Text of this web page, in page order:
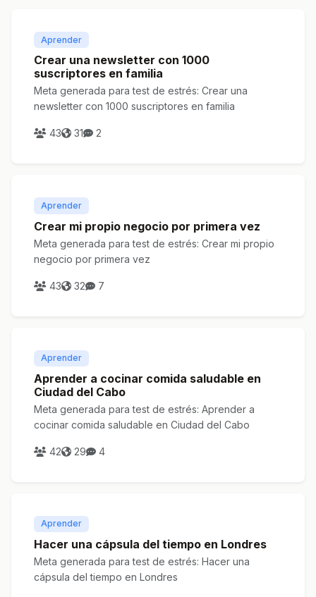
Aprender
Crear una newsletter con 1000
suscriptores en familia
Meta generada para test de estrés: Crear una
newsletter con 1000 suscriptores en familia
43 31 2
Aprender
Crear mi propio negocio por primera vez
Meta generada para test de estrés: Crear mi propio
negocio por primera vez
43 32 7
Aprender
Aprender a cocinar comida saludable en
Ciudad del Cabo
Meta generada para test de estrés: Aprender a
cocinar comida saludable en Ciudad del Cabo
42 29 4
Aprender
Hacer una cápsula del tiempo en Londres
Meta generada para test de estrés: Hacer una
cápsula del tiempo en Londres